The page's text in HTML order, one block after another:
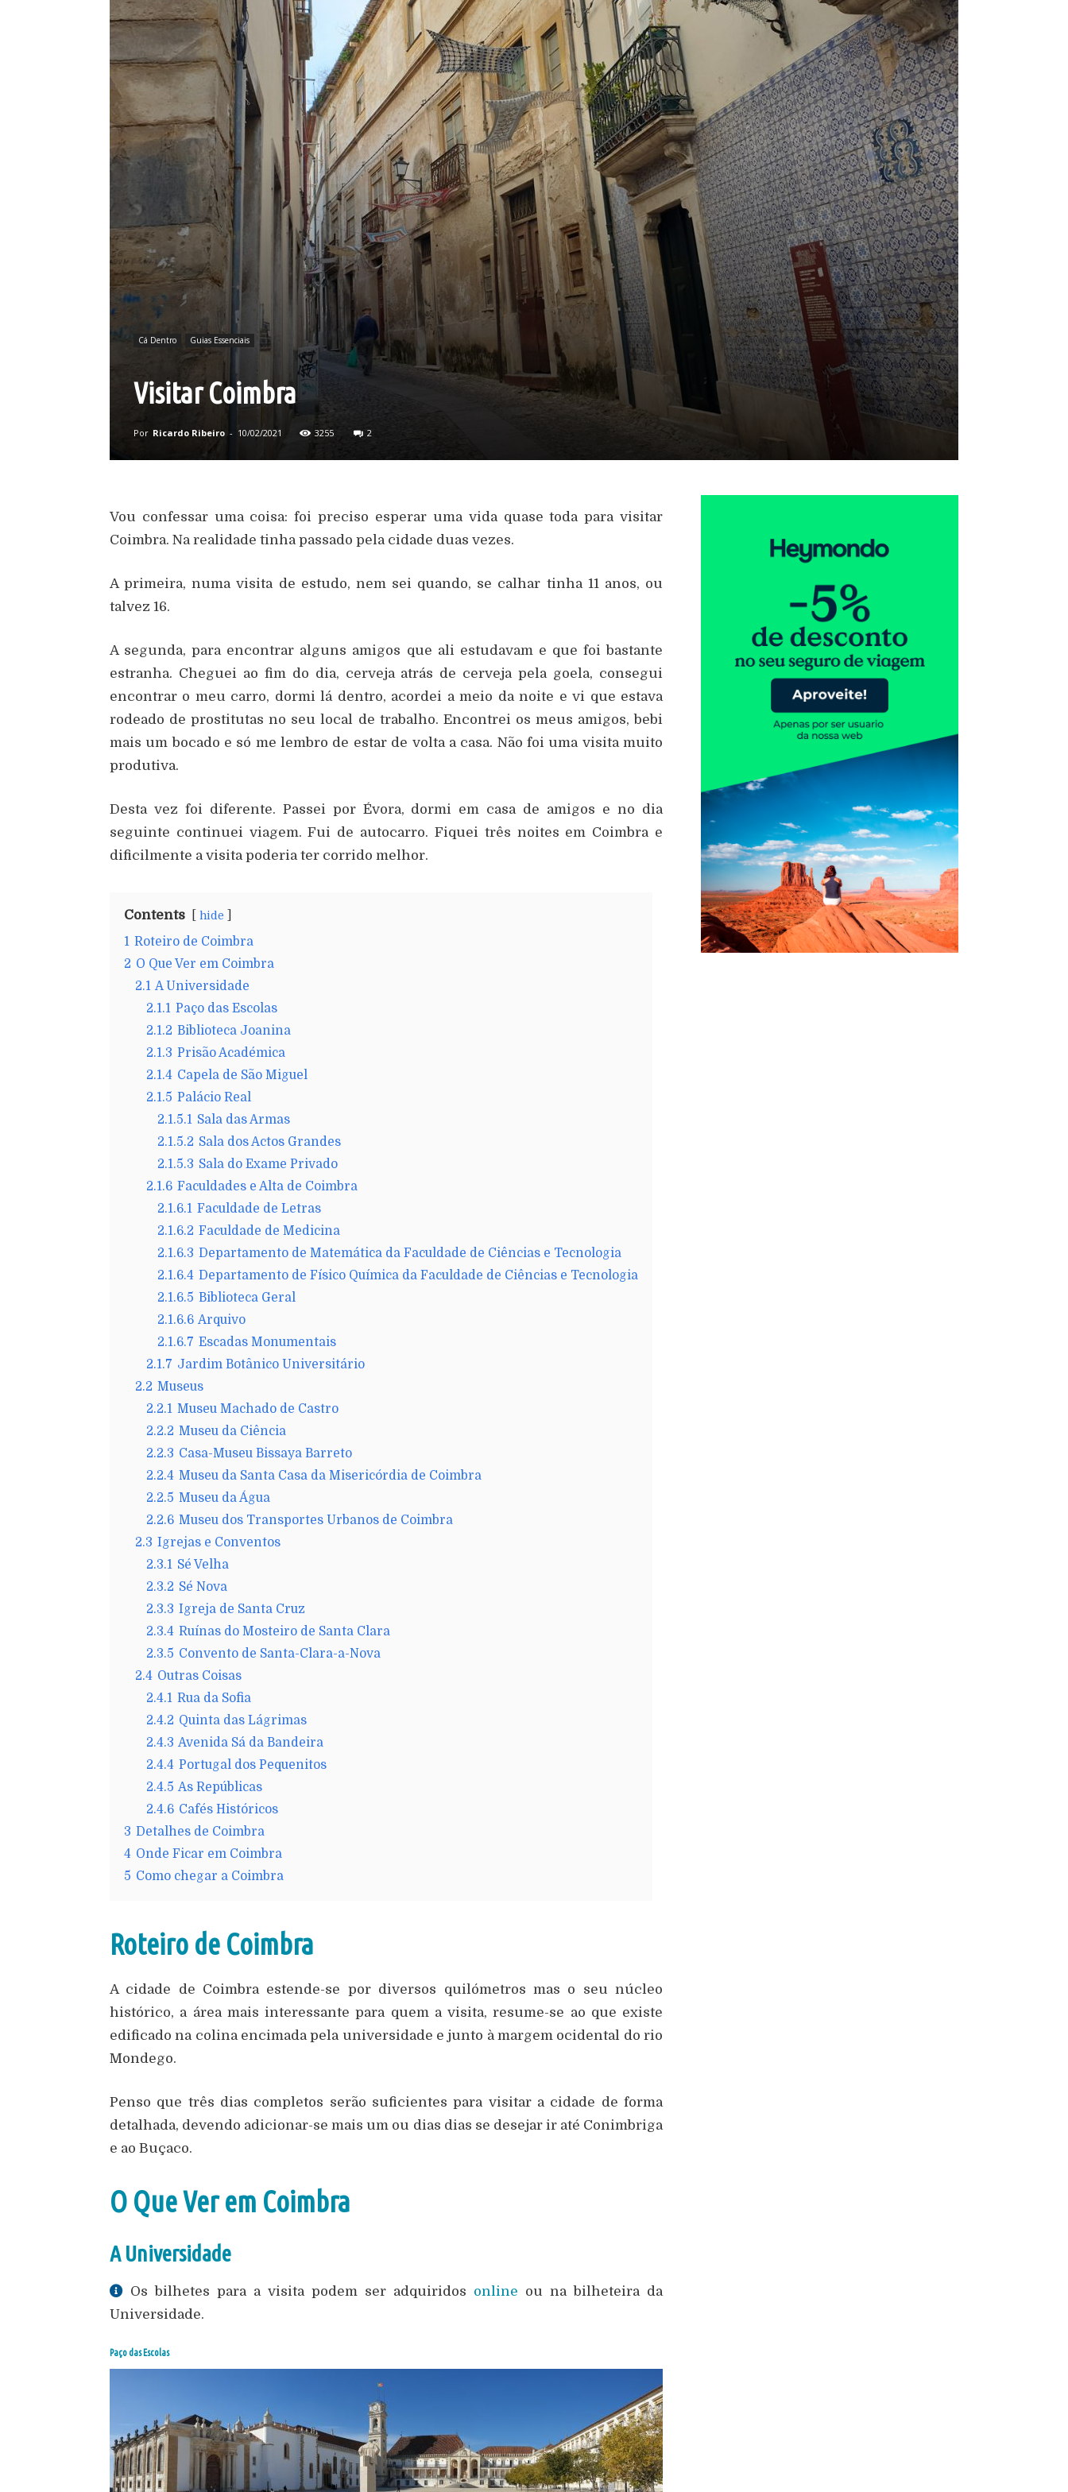
Cá Dentro Guias Essenciais
Visitar Coimbra
Por Ricardo Ribeiro - 10/02/2021 3255 2
Vou confessar uma coisa: foi preciso esperar uma vida quase toda para visitar
Coimbra. Na realidade tinha passado pela cidade duas vezes.
A primeira, numa visita de estudo, nem sei quando, se calhar tinha 11 anos, ou
talvez 16.
A segunda, para encontrar alguns amigos que ali estudavam e que foi bastante
estranha. Cheguei ao fim do dia, cerveja atrás de cerveja pela goela, consegui
encontrar o meu carro, dormi lá dentro, acordei a meio da noite e vi que estava
rodeado de prostitutas no seu local de trabalho. Encontrei os meus amigos, bebi
mais um bocado e só me lembro de estar de volta a casa. Não foi uma visita muito
produtiva.
Desta vez foi diferente. Passei por Évora, dormi em casa de amigos e no dia
seguinte continuei viagem. Fui de autocarro. Fiquei três noites em Coimbra e
dificilmente a visita poderia ter corrido melhor.
Contents hide
1 Roteiro de Coimbra
2 O Que Ver em Coimbra
2.1 A Universidade
2.1.1 Paço das Escolas
2.1.2 Biblioteca Joanina
2.1.3 Prisão Académica
2.1.4 Capela de São Miguel
2.1.5 Palácio Real
2.1.5.1 Sala das Armas
2.1.5.2 Sala dos Actos Grandes
2.1.5.3 Sala do Exame Privado
2.1.6 Faculdades e Alta de Coimbra
2.1.6.1 Faculdade de Letras
2.1.6.2 Faculdade de Medicina
2.1.6.3 Departamento de Matemática da Faculdade de Ciências e Tecnologia
2.1.6.4 Departamento de Físico Química da Faculdade de Ciências e Tecnologia
2.1.6.5 Biblioteca Geral
2.1.6.6 Arquivo
2.1.6.7 Escadas Monumentais
2.1.7 Jardim Botânico Universitário
2.2 Museus
2.2.1 Museu Machado de Castro
2.2.2 Museu da Ciência
2.2.3 Casa-Museu Bissaya Barreto
2.2.4 Museu da Santa Casa da Misericórdia de Coimbra
2.2.5 Museu da Água
2.2.6 Museu dos Transportes Urbanos de Coimbra
2.3 Igrejas e Conventos
2.3.1 Sé Velha
2.3.2 Sé Nova
2.3.3 Igreja de Santa Cruz
2.3.4 Ruínas do Mosteiro de Santa Clara
2.3.5 Convento de Santa-Clara-a-Nova
2.4 Outras Coisas
2.4.1 Rua da Sofia
2.4.2 Quinta das Lágrimas
2.4.3 Avenida Sá da Bandeira
2.4.4 Portugal dos Pequenitos
2.4.5 As Repúblicas
2.4.6 Cafés Históricos
3 Detalhes de Coimbra
4 Onde Ficar em Coimbra
5 Como chegar a Coimbra
Roteiro de Coimbra
A cidade de Coimbra estende-se por diversos quilómetros mas o seu núcleo
histórico, a área mais interessante para quem a visita, resume-se ao que existe
edificado na colina encimada pela universidade e junto à margem ocidental do rio
Mondego.
Penso que três dias completos serão suficientes para visitar a cidade de forma
detalhada, devendo adicionar-se mais um ou dias dias se desejar ir até Conimbriga
e ao Buçaco.
O Que Ver em Coimbra
A Universidade
Os bilhetes para a visita podem ser adquiridos online ou na bilheteira da
Universidade.
Paço das Escolas